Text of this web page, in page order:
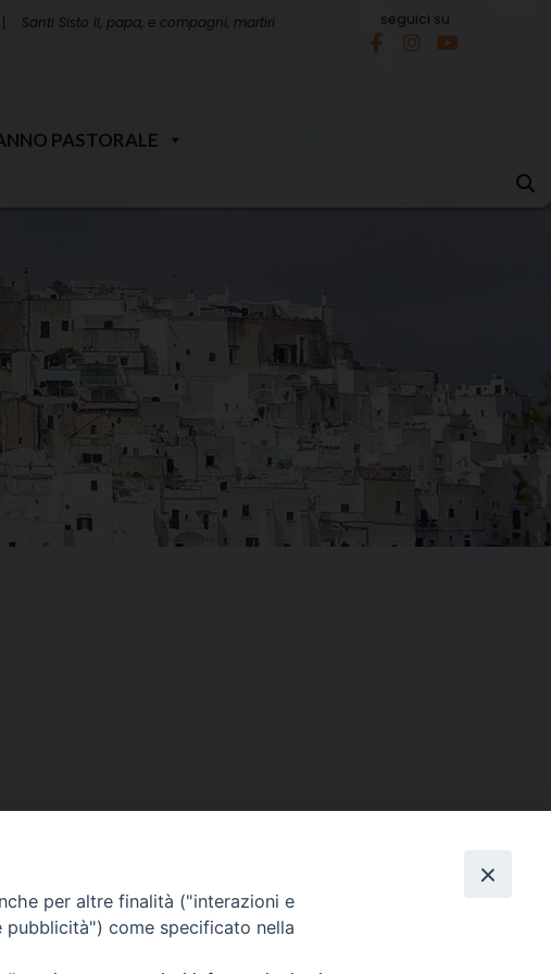
Santi Sisto II, papa, e compagni, martiri seguici su
PASTORALE
Telegram
per altre finalità ("interazioni e
come specificato nella